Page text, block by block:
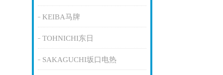
KEIBA马牌
TOHNICHI东日
SAKAGUCHI坂口电热